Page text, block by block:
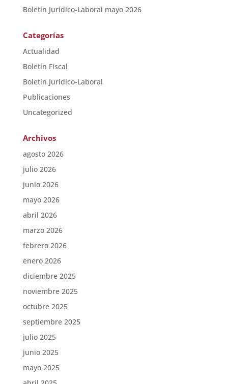
Boletín Jurídico-Laboral mayo 2026
Categorías
Actualidad
Boletín Fiscal
Boletín Jurídico-Laboral
Publicaciones
Uncategorized
Archivos
agosto 2026
julio 2026
junio 2026
mayo 2026
abril 2026
marzo 2026
febrero 2026
enero 2026
diciembre 2025
noviembre 2025
octubre 2025
septiembre 2025
julio 2025
junio 2025
mayo 2025